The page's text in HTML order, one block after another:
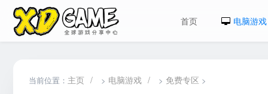
首页 电脑游戏
当前位置： 主页 / > 电脑游戏 / > 免费专区 >